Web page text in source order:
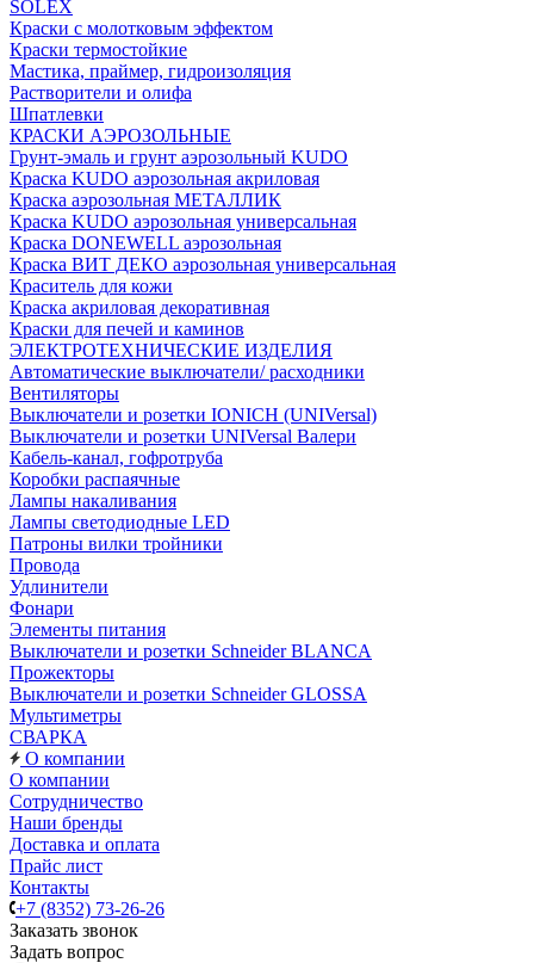
SOLEX
Краски с молотковым эффектом
Краски термостойкие
Мастика, праймер, гидроизоляция
Растворители и олифа
Шпатлевки
КРАСКИ АЭРОЗОЛЬНЫЕ
Грунт-эмаль и грунт аэрозольный KUDO
Краска KUDO аэрозольная акриловая
Краска аэрозольная МЕТАЛЛИК
Краска KUDO аэрозольная универсальная
Краска DONEWELL аэрозольная
Краска ВИТ ДЕКО аэрозольная универсальная
Краситель для кожи
Краска акриловая декоративная
Краски для печей и каминов
ЭЛЕКТРОТЕХНИЧЕСКИЕ ИЗДЕЛИЯ
Автоматические выключатели/ расходники
Вентиляторы
Выключатели и розетки IONICH (UNIVersal)
Выключатели и розетки UNIVersal Валери
Кабель-канал, гофротруба
Коробки распаячные
Лампы накаливания
Лампы светодиодные LED
Патроны вилки тройники
Провода
Удлинители
Фонари
Элементы питания
Выключатели и розетки Schneider BLANCA
Прожекторы
Выключатели и розетки Schneider GLOSSA
Мультиметры
СВАРКА
О компании
О компании
Сотрудничество
Наши бренды
Доставка и оплата
Прайс лист
Контакты
+7 (8352) 73-26-26
Заказать звонок
Задать вопрос